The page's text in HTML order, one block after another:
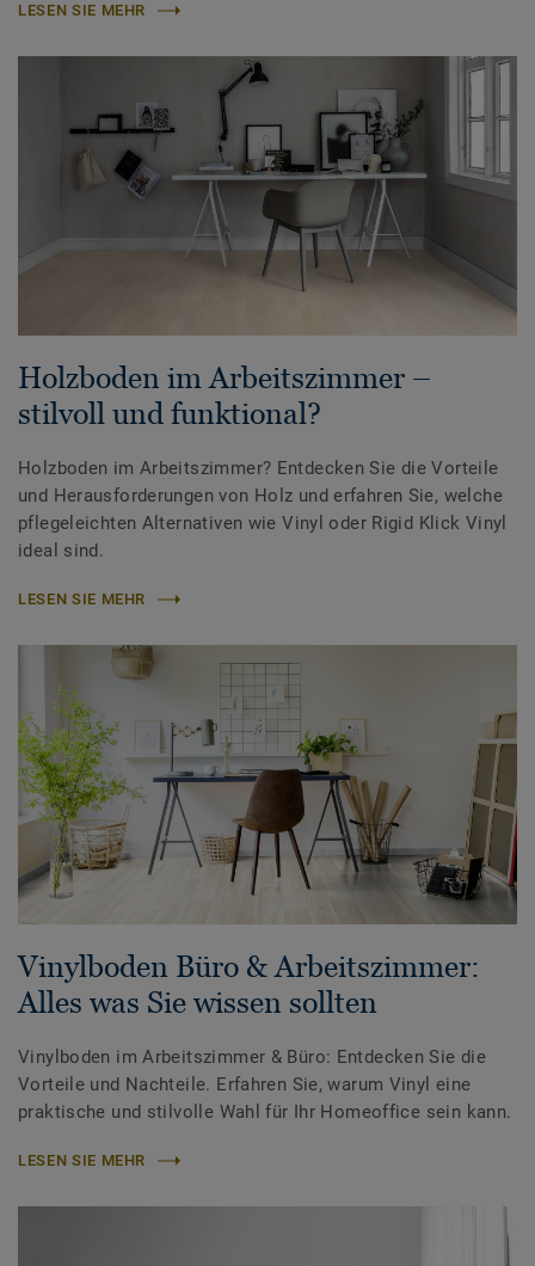
LESEN SIE MEHR
Holzboden im Arbeitszimmer –
stilvoll und funktional?
Holzboden im Arbeitszimmer? Entdecken Sie die Vorteile
und Herausforderungen von Holz und erfahren Sie, welche
pflegeleichten Alternativen wie Vinyl oder Rigid Klick Vinyl
ideal sind.
LESEN SIE MEHR
Vinylboden Büro & Arbeitszimmer:
Alles was Sie wissen sollten
Vinylboden im Arbeitszimmer & Büro: Entdecken Sie die
Vorteile und Nachteile. Erfahren Sie, warum Vinyl eine
praktische und stilvolle Wahl für Ihr Homeoffice sein kann.
LESEN SIE MEHR